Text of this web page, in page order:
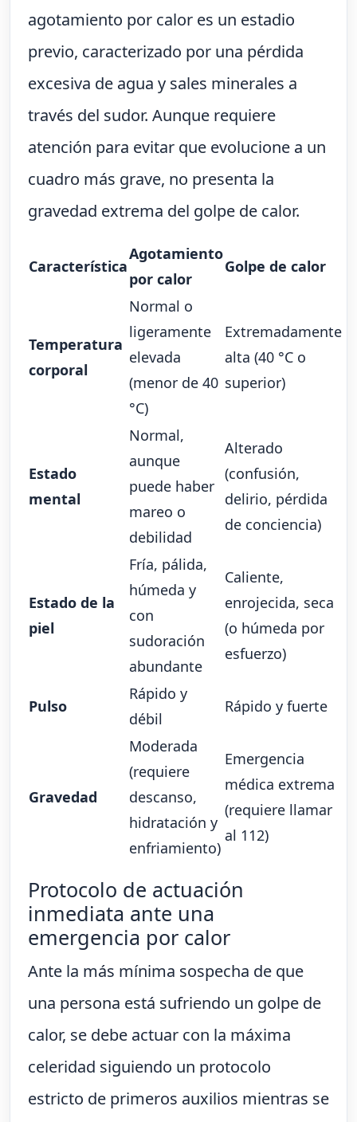
agotamiento por calor es un estadio
previo, caracterizado por una pérdida
excesiva de agua y sales minerales a
través del sudor. Aunque requiere
atención para evitar que evolucione a un
cuadro más grave, no presenta la
gravedad extrema del golpe de calor.
Característica
Agotamiento
por calor
Golpe de calor
Temperatura
corporal
Normal o
ligeramente
elevada
(menor de 40
°C)
Extremadamente
alta (40 °C o
superior)
Estado
mental
Normal,
aunque
puede haber
mareo o
debilidad
Alterado
(confusión,
delirio, pérdida
de conciencia)
Estado de la
piel
Fría, pálida,
húmeda y
con
sudoración
abundante
Caliente,
enrojecida, seca
(o húmeda por
esfuerzo)
Pulso
Rápido y
débil
Rápido y fuerte
Gravedad
Moderada
(requiere
descanso,
hidratación y
enfriamiento)
Emergencia
médica extrema
(requiere llamar
al 112)
Protocolo de actuación
inmediata ante una
emergencia por calor
Ante la más mínima sospecha de que
una persona está sufriendo un golpe de
calor, se debe actuar con la máxima
celeridad siguiendo un protocolo
estricto de primeros auxilios mientras se